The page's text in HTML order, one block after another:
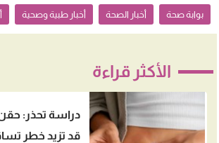
بوابة صحة أخبار الصحة أخبار طبية وصحية
الأكثر قراءة
دراسة تحذر:
قد تزيد خطر